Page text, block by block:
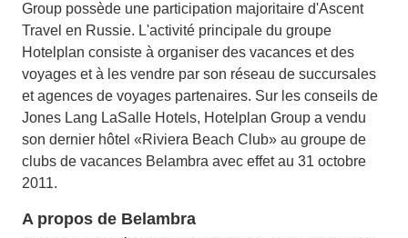
Group possède une participation majoritaire d'Ascent
Travel en Russie. L'activité principale du groupe
Hotelplan consiste à organiser des vacances et des
voyages et à les vendre par son réseau de succursales
et agences de voyages partenaires. Sur les conseils de
Jones Lang LaSalle Hotels, Hotelplan Group a vendu
son dernier hôtel «Riviera Beach Club» au groupe de
clubs de vacances Belambra avec effet au 31 octobre
2011.
A propos de Belambra